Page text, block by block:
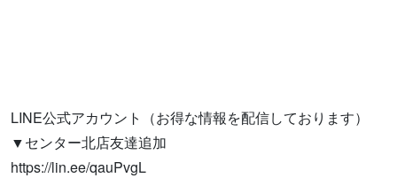
LINE公式アカウント（お得な情報を配信しております）
▼センター北店友達追加
https://lin.ee/qauPvgL